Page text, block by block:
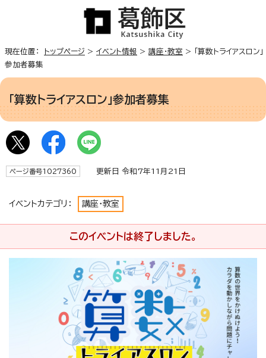
現在位置： トップページ > イベント情報 > 講座・教室 > 「算数トライアスロン」
参加者募集
「算数トライアスロン」参加者募集
ページ番号1027360 更新日 令和7年11月21日
イベントカテゴリ： 講座・教室
このイベントは終了しました。